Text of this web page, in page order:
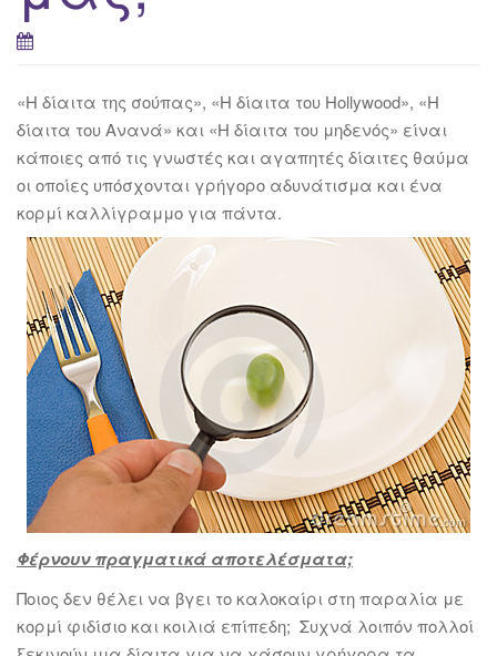
«Η δίαιτα της σούπας», «Η δίαιτα του Hollywood», «Η
δίαιτα του Ανανά» και «Η δίαιτα του μηδενός» είναι
κάποιες από τις γνωστές και αγαπητές δίαιτες θαύμα
οι οποίες υπόσχονται γρήγορο αδυνάτισμα και ένα
κορμί καλλίγραμμο για πάντα.
Φέρνουν πραγματικά αποτελέσματα;
Ποιος δεν θέλει να βγει το καλοκαίρι στη παραλία με
κορμί φιδίσιο και κοιλιά επίπεδη; Συχνά λοιπόν πολλοί